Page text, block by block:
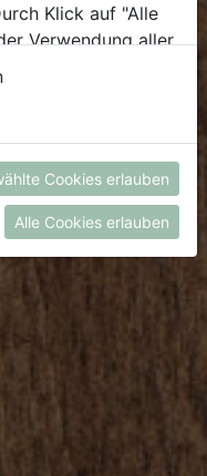
Klick auf "Alle
Verwendung aller
findest du alle
du kannst
du erlauben
in unserer
Cookies erlauben
Alle Cookies erlauben